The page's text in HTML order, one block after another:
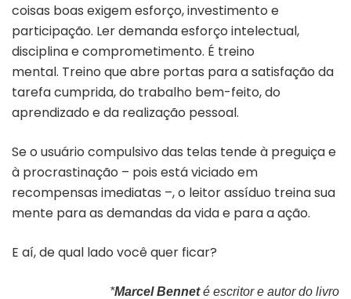
coisas boas exigem esforço, investimento e
participação. Ler demanda esforço intelectual,
disciplina e comprometimento. É treino
mental. Treino que abre portas para a satisfação da
tarefa cumprida, do trabalho bem-feito, do
aprendizado e da realização pessoal.
Se o usuário compulsivo das telas tende à preguiça e
à procrastinação – pois está viciado em
recompensas imediatas –,o leitor assíduo treina sua
mente para as demandas da vida e para a ação.
E aí, de qual lado você quer ficar?
*Marcel Benneté escritor e autor do livro